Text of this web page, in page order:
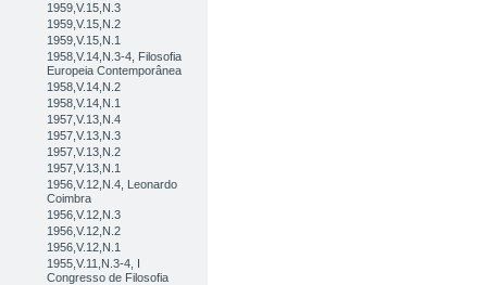
1959,V.15,N.3
1959,V.15,N.2
1959,V.15,N.1
1958,V.14,N.3-4, Filosofia
Europeia Contemporânea
1958,V.14,N.2
1958,V.14,N.1
1957,V.13,N.4
1957,V.13,N.3
1957,V.13,N.2
1957,V.13,N.1
1956,V.12,N.4, Leonardo
Coimbra
1956,V.12,N.3
1956,V.12,N.2
1956,V.12,N.1
1955,V.11,N.3-4, I
Congresso de Filosofia